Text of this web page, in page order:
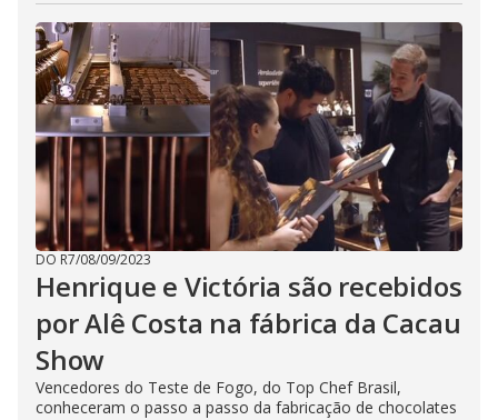
DO R7/08/09/2023
Henrique e Victória são recebidos
por Alê Costa na fábrica da Cacau
Show
Vencedores do Teste de Fogo, do Top Chef Brasil,
conheceram o passo a passo da fabricação de chocolates